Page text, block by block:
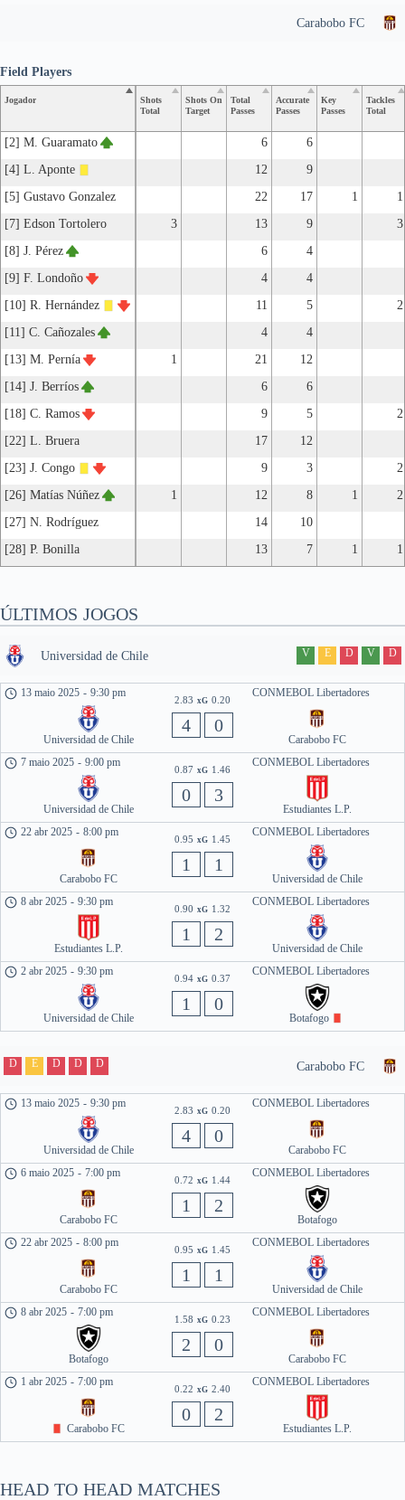
Carabobo FC
Jogador
Shots
Total
Shots On
Target
Total
Passes
Accurate
Passes
Key
Passes
Tackles
Total
[2] M. Guaramato 6
6
[4] L. Aponte
12
9
[5] Gustavo Gonzalez
22 17 1
1
[7] Edson Tortolero
3 13 9
3
[8] J. Pérez
6
4
[9] F. Londoño
4
4
[10] R. Hernández
11 5
2
[11] C. Cañozales
4
4
[13] M. Pernía
1 21
12
[14] J. Berríos
6
6
[18] C. Ramos
9 5
2
[22] L. Bruera
17
12
[23] J. Congo
9 3
2
[26] Matías Núñez
1 12 8 1
2
[27] N. Rodríguez
14
10
[28] P. Bonilla
13 7 1 1
Field Players
ÚLTIMOS JOGOS
Universidad de Chile V E D V D
CONMEBOL Libertadores
13 maio 2025 - 9:30 pm
Universidad de Chile
2.83 xG 0.20
4 0
Carabobo FC
CONMEBOL Libertadores
7 maio 2025 - 9:00 pm
Universidad de Chile
0.87 xG 1.46
0 3
Estudiantes L.P.
CONMEBOL Libertadores
22 abr 2025 - 8:00 pm
Carabobo FC
0.95 xG 1.45
1 1
Universidad de Chile
CONMEBOL Libertadores
8 abr 2025 - 9:30 pm
Estudiantes L.P.
0.90 xG 1.32
1 2
Universidad de Chile
CONMEBOL Libertadores
2 abr 2025 - 9:30 pm
Universidad de Chile
0.94 xG 0.37
1 0
Botafogo
Carabobo FC
D E D D D
CONMEBOL Libertadores
13 maio 2025 - 9:30 pm
Universidad de Chile
2.83 xG 0.20
4 0
Carabobo FC
CONMEBOL Libertadores
6 maio 2025 - 7:00 pm
Carabobo FC
0.72 xG 1.44
1 2
Botafogo
CONMEBOL Libertadores
22 abr 2025 - 8:00 pm
Carabobo FC
0.95 xG 1.45
1 1
Universidad de Chile
CONMEBOL Libertadores
8 abr 2025 - 7:00 pm
Botafogo
1.58 xG 0.23
2 0
Carabobo FC
CONMEBOL Libertadores
1 abr 2025 - 7:00 pm
Carabobo FC
0.22 xG 2.40
0 2
Estudiantes L.P.
HEAD TO HEAD MATCHES